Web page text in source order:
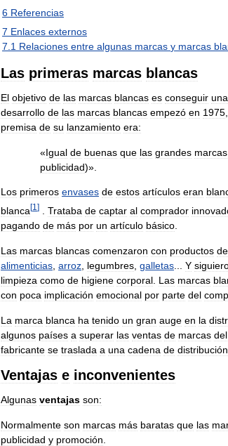
6 Referencias
7 Enlaces externos
7 1 Relaciones entre algunas marcas y marcas
Las primeras marcas blancas
El objetivo de las marcas blancas es conseguir una
desarrollo de las marcas blancas empezó en 1975
premisa de su lanzamiento era:
«Igual de buenas que las grandes marcas
publicidad)».
Los primeros envases de estos artículos eran
blanca[1 ] Trataba de captar al comprador
pagando de más por un artículo básico
Las marcas blancas comenzaron con productos de
alimenticias arroz legumbres galletas Y
limpieza como de higiene corporal Las marcas
con poca implicación emocional por parte del
La marca blanca ha tenido un gran auge en la
algunos países a superar las ventas de marcas del
fabricante se traslada a una cadena de distribución
Ventajas e inconvenientes
Algunas ventajas son:
Normalmente son marcas más baratas que las
publicidad y promoción